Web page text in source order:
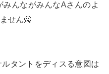
んながみんなAさんのよ
せん🙅
タントをディスる意図は